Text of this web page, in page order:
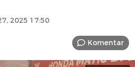
2025 17:50
Komentar